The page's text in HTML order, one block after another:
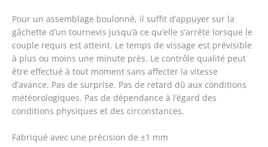
Pour un assemblage boulonné, il suffit d’appuyer sur la
gâchette d’un tournevis jusqu’à ce qu’elle s’arrête lorsque le
couple requis est atteint. Le temps de vissage est prévisible
à plus ou moins une minute près. Le contrôle qualité peut
être effectué à tout moment sans affecter la vitesse
d’avance. Pas de surprise. Pas de retard dû aux conditions
météorologiques. Pas de dépendance à l’égard des
conditions physiques et des circonstances.
Fabriqué avec une précision de ±1 mm